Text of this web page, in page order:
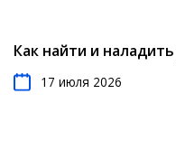
Как найти и
17 июля 2026